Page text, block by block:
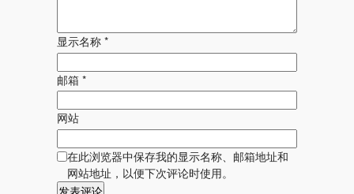
显示名称 *
邮箱 *
网站
在此浏览器中保存我的显示名称、邮箱地址和
网站地址，以便下次评论时使用。